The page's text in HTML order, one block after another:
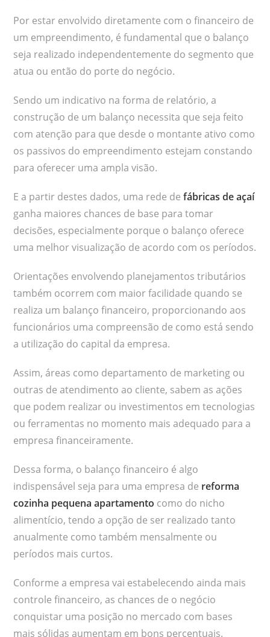
Por estar envolvido diretamente com o financeiro de
um empreendimento, é fundamental que o balanço
seja realizado independentemente do segmento que
atua ou então do porte do negócio.
Sendo um indicativo na forma de relatório, a
construção de um balanço necessita que seja feito
com atenção para que desde o montante ativo como
os passivos do empreendimento estejam constando
para oferecer uma ampla visão.
E a partir destes dados, uma rede defábricas de açaí
ganha maiores chances de base para tomar
decisões, especialmente porque o balanço oferece
uma melhor visualização de acordo com os períodos.
Orientações envolvendo planejamentos tributários
também ocorrem com maior facilidade quando se
realiza um balanço financeiro, proporcionando aos
funcionários uma compreensão de como está sendo
a utilização do capital da empresa.
Assim, áreas como departamento de marketing ou
outras de atendimento ao cliente, sabem as ações
que podem realizar ou investimentos em tecnologias
ou ferramentas no momento mais adequado para a
empresa financeiramente.
Dessa forma, o balanço financeiro é algo
indispensável seja para uma empresa de reforma
cozinha pequena apartamento como do nicho
alimentício, tendo a opção de ser realizado tanto
anualmente como também mensalmente ou
períodos mais curtos.
Conforme a empresa vai estabelecendo ainda mais
controle financeiro, as chances de o negócio
conquistar uma posição no mercado com bases
mais sólidas aumentam em bons percentuais.